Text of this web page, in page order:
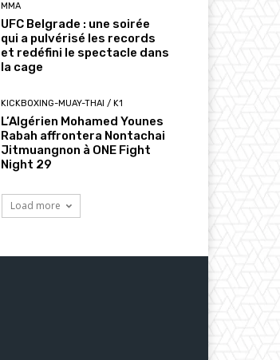
MMA
UFC Belgrade : une soirée
qui a pulvérisé les records
et redéfini le spectacle dans
la cage
KICKBOXING-MUAY-THAI / K1
L’Algérien Mohamed Younes
Rabah affrontera Nontachai
Jitmuangnon à ONE Fight
Night 29
Load more